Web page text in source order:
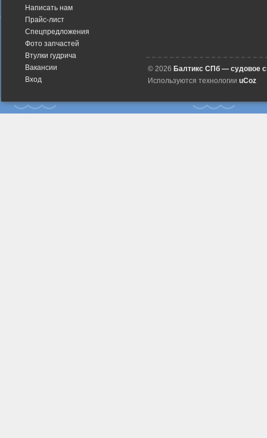
Написать нам
Прайс-лист
Спецпредложения
Фото запчастей
Втулки гудрича
Вакансии
Вход
© 2026 Балтикс СПб — судовое
Используются технологии uCoz